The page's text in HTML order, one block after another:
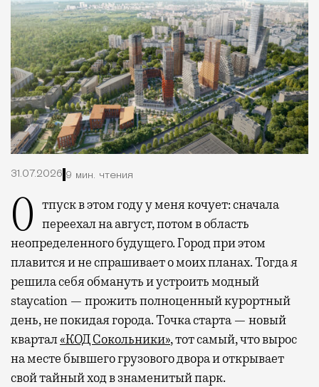
31.07.2026 9 мин. чтения
Отпуск в этом году у меня кочует: сначала переехал на август, потом в область
неопределенного будущего. Город при этом
плавится и не спрашивает о моих планах. Тогда я
решила себя обмануть и устроить модный
staycation — прожить полноценный курортный
день, не покидая города. Точка старта — новый
квартал«КОД Сокольники», тот самый, что вырос
на месте бывшего грузового двора и открывает
свой тайный ход в знаменитый парк.